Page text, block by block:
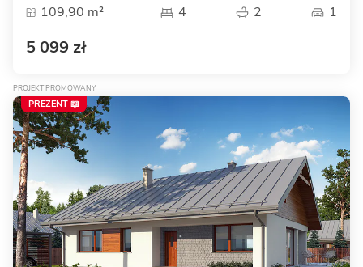
109,90 m²
4 2 1
5 099 zł
PROJEKT PROMOWANY
PREZENT 📖